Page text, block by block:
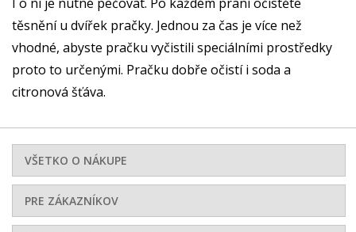
těsnění u dvířek pračky. Jednou za čas je více než
vhodné, abyste pračku vyčistili speciálními prostředky
proto to určenými. Pračku dobře očistí i soda a
citronová šťáva.
VŠETKO O NÁKUPE
PRE ZÁKAZNÍKOV